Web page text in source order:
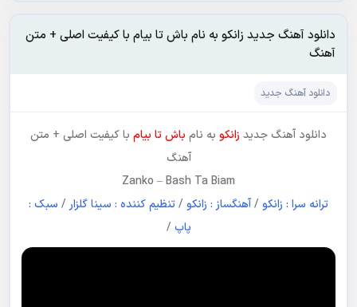
دانلود آهنگ جدید زانکو به نام باش تا بیام با کیفیت اصلی + متن
آهنگ
دانلود آهنگ جدید
دانلود آهنگ جدید زانکو به نام باش تا بیام با کیفیت اصلی + متن
آهنگ
Zanko –Bash Ta Biam
ترانه سرا : زانکو /آهنگساز : زانکو /تنظیم کننده : سینا گلزار / سبک :
پاپ /